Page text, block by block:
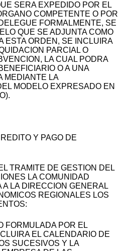
SERA EXPEDIDO POR EL
COMPETENTE O POR
FORMALMENTE, SE
QUE SE ADJUNTA COMO
ESTA ORDEN, SE INCLUIRA
PARCIAL O
LA CUAL PODRA
O A UNA
MEDIANTE LA
MODELO EXPRESADO EN
Y PAGO DE
TRAMITE DE GESTION DEL
LA COMUNIDAD
A LA DIRECCION GENERAL
REGIONALES LOS
FORMULADA POR EL
EL CALENDARIO DE
SUCESIVOS Y LA